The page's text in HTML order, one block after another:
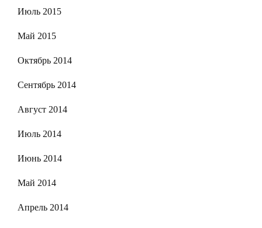
Июль 2015
Май 2015
Октябрь 2014
Сентябрь 2014
Август 2014
Июль 2014
Июнь 2014
Май 2014
Апрель 2014